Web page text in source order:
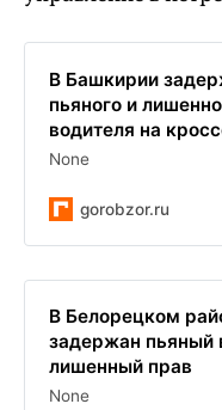
В Башкирии
пьяного и
водителя на
None
gorobzor.ru
В Белорецком
задержан пьяный
лишенный прав
None